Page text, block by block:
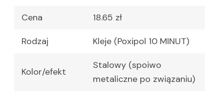
Cena 18.65 zł
Rodzaj Kleje (Poxipol 10 MINUT)
Kolor/efekt
Stalowy (spoiwo
metaliczne po związaniu)